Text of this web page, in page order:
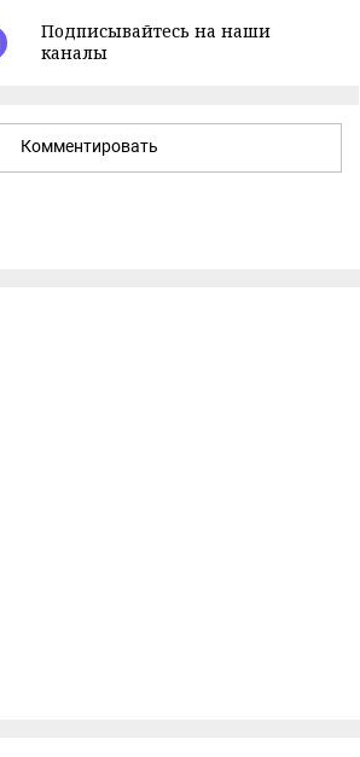
Подписывайтесь на наши
каналы
Комментировать